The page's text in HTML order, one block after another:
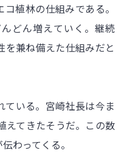
植林の仕組みである。
どん増えていく。継続
兼ね備えた仕組みだと
ている。宮崎社長は今ま
えてきたそうだ。この数
わってくる。